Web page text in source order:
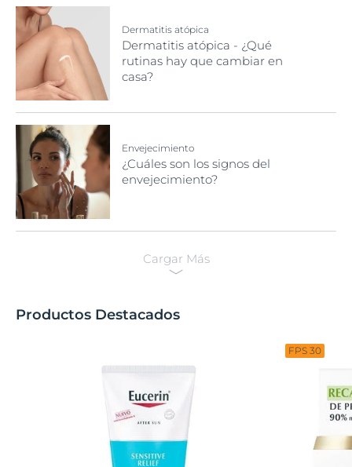
Dermatitis atópica
Dermatitis atópica - ¿Qué
rutinas hay que cambiar en
casa?
Envejecimiento
¿Cuáles son los signos del
envejecimiento?
Cargar Más
Productos Destacados
FPS 30